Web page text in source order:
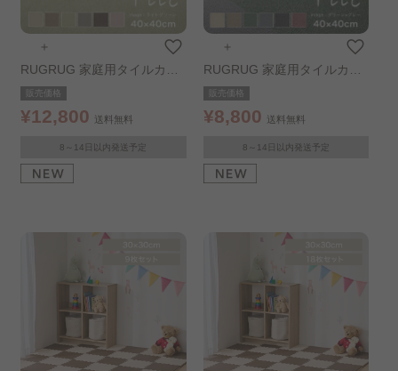
＋
RUGRUG 家庭用タイルカー
ペット ソフトフィール 131-4
0957 アイボリー
販売価格
¥12,800 送料無料
8～14日以内発送予定
＋
RUGRUG 家庭用タイルカー
ペット フローループ 132-86
897 アイボリー
販売価格
¥8,800 送料無料
8～14日以内発送予定